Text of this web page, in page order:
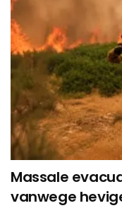
Massale
vanwege